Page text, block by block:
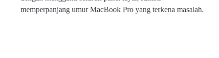
memperpanjang umur MacBook Pro yang terkena masalah.